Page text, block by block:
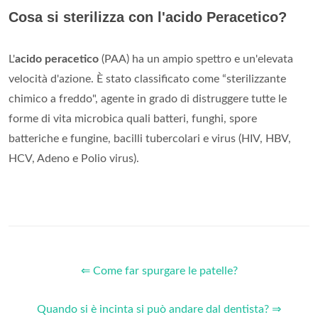
Cosa si sterilizza con l'acido Peracetico?
L'acido peracetico (PAA) ha un ampio spettro e un'elevata
velocità d'azione. È stato classificato come “sterilizzante
chimico a freddo", agente in grado di distruggere tutte le
forme di vita microbica quali batteri, funghi, spore
batteriche e fungine, bacilli tubercolari e virus (HIV, HBV,
HCV, Adeno e Polio virus).
⇐ Come far spurgare le patelle?
Quando si è incinta si può andare dal dentista? ⇒